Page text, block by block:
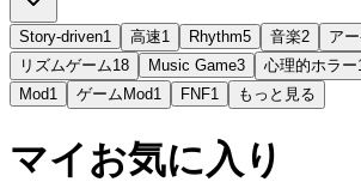
Story-driven1 高速1 Rhythm5 音楽2 ア
リズムゲーム18 Music Game3 心理的ホラー1
Mod1 ゲームMod1 FNF1 もっと見る
マイお気に入り